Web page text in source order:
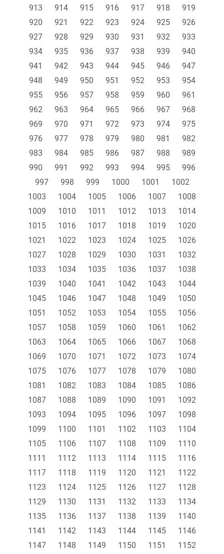
913
914 915 916 917 918
919
920
921 922 923 924 925
926
927
928 929 930 931 932
933
934
935 936 937 938 939
940
941
942 943 944 945 946
947
948
949 950 951 952 953
954
955
956 957 958 959 960
961
962
963 964 965 966 967
968
969
970 971 972 973 974
975
976
977 978 979 980 981
982
983
984 985 986 987 988
989
990
991 992 993 994 995
996
997
998 999 1000 1001
1002
1003
1004 1005 1006 1007
1008
1009
1010 1011 1012 1013
1014
1015
1016 1017 1018 1019
1020
1021
1022 1023 1024 1025
1026
1027
1028 1029 1030 1031
1032
1033
1034 1035 1036 1037
1038
1039
1040 1041 1042 1043
1044
1045
1046 1047 1048 1049
1050
1051
1052 1053 1054 1055
1056
1057
1058 1059 1060 1061
1062
1063
1064 1065 1066 1067
1068
1069
1070 1071 1072 1073
1074
1075
1076 1077 1078 1079
1080
1081
1082 1083 1084 1085
1086
1087
1088 1089 1090 1091
1092
1093
1094 1095 1096 1097
1098
1099
1100 1101 1102 1103
1104
1105
1106 1107 1108 1109
1110
1111
1112 1113 1114 1115
1116
1117
1118 1119 1120 1121
1122
1123
1124 1125 1126 1127
1128
1129
1130 1131 1132 1133
1134
1135
1136 1137 1138 1139
1140
1141
1142 1143 1144 1145
1146
1147
1148 1149 1150 1151 1152